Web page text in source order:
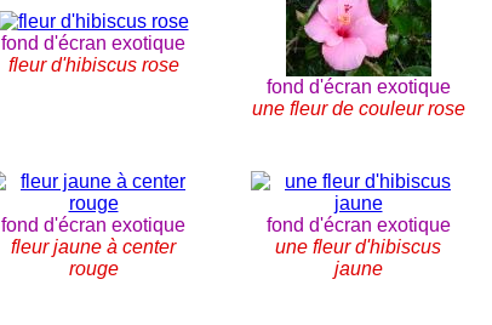
fond d'écran exotique
fleur d'hibiscus rose
fond d'écran exotique
une fleur de couleur rose
fond d'écran exotique
fleur jaune à center
rouge
fond d'écran exotique
une fleur d'hibiscus
jaune